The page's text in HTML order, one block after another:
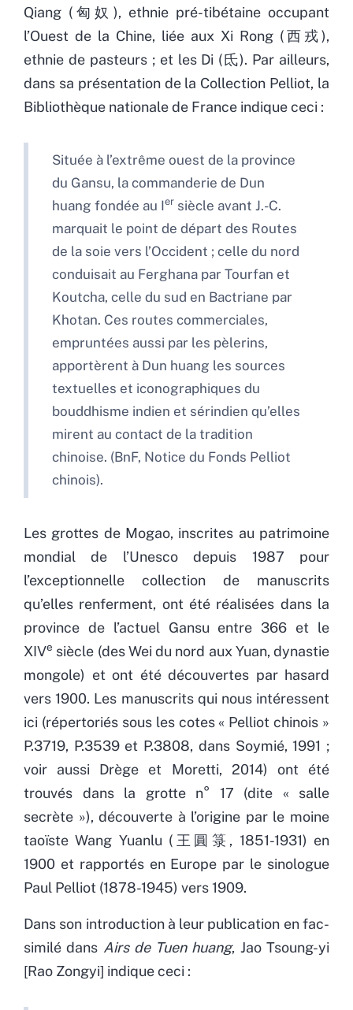
Qiang (匈奴), ethnie pré-tibétaine occupant
l’Ouest de la Chine, liée aux Xi Rong (西戎),
ethnie de pasteurs ; et les Di (氐). Par ailleurs,
dans sa présentation de la Collection Pelliot, la
Bibliothèque nationale de France indique ceci :
Située à l’extrême ouest de la province
du Gansu, la commanderie de Dun
huang fondée au Ier siècle avant J.-C.
marquait le point de départ des Routes
de la soie vers l’Occident ; celle du nord
conduisait au Ferghana par Tourfan et
Koutcha, celle du sud en Bactriane par
Khotan. Ces routes commerciales,
empruntées aussi par les pèlerins,
apportèrent à Dun huang les sources
textuelles et iconographiques du
bouddhisme indien et sérindien qu’elles
mirent au contact de la tradition
chinoise. (BnF, Notice du Fonds Pelliot
chinois).
Les grottes de Mogao, inscrites au patrimoine
mondial de l’Unesco depuis 1987 pour
l’exceptionnelle collection de manuscrits
qu’elles renferment, ont été réalisées dans la
province de l’actuel Gansu entre 366 et le
XIVe siècle (des Wei du nord aux Yuan, dynastie
mongole) et ont été découvertes par hasard
vers 1900. Les manuscrits qui nous intéressent
ici (répertoriés sous les cotes « Pelliot chinois »
P.3719, P.3539 et P.3808, dans Soymié, 1991 ;
voir aussi Drège et Moretti, 2014) ont été
trouvés dans la grotte n° 17 (dite « salle
secrète »), découverte à l’origine par le moine
taoïste Wang Yuanlu (王圓箓, 1851-1931) en
1900 et rapportés en Europe par le sinologue
Paul Pelliot (1878-1945) vers 1909.
Dans son introduction à leur publication en fac-
similé dans Airs de Tuen huang, Jao Tsoung-yi
[Rao Zongyi] indique ceci :